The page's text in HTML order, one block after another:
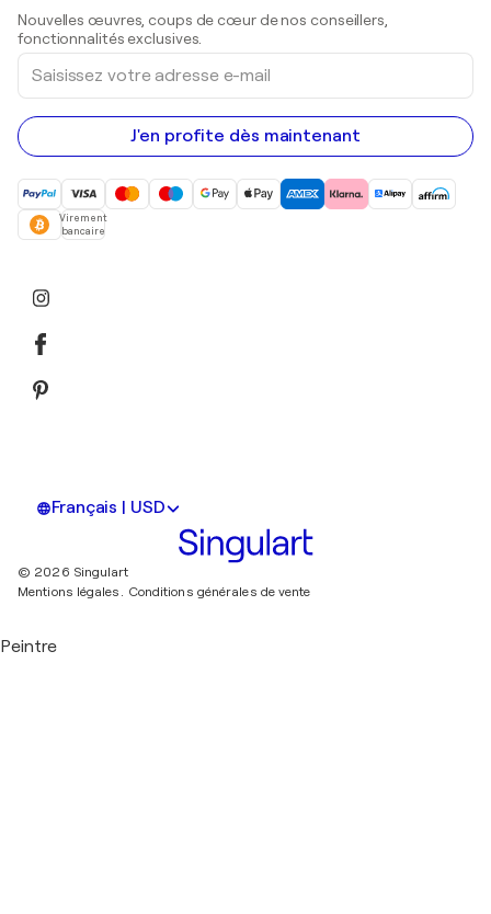
Peintures acryliques
Nouvelles œuvres, coups de cœur de nos conseillers,
fonctionnalités exclusives.
Saisissez
votre
adresse
e-
mail
J'en profite dès maintenant
Virement
bancaire
Français | USD
© 2026 Singulart
Mentions légales. Conditions générales de vente
Peintre